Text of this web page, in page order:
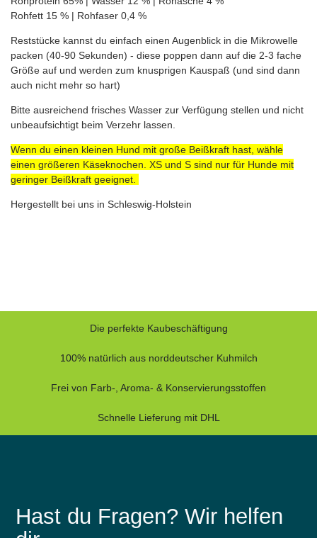
Rohfett 15 % | Rohfaser 0,4 %
Reststücke kannst du einfach einen Augenblick in die Mikrowelle
packen (40-90 Sekunden) - diese poppen dann auf die 2-3 fache
Größe auf und werden zum knusprigen Kauspaß (und sind dann
auch nicht mehr so hart)
Bitte ausreichend frisches Wasser zur Verfügung stellen und nicht
unbeaufsichtigt beim Verzehr lassen.
Wenn du einen kleinen Hund mit große Beißkraft hast, wähle
einen größeren Käseknochen. XS und S sind nur für Hunde mit
geringer Beißkraft geeignet.
Hergestellt bei uns in Schleswig-Holstein
Die perfekte Kaubeschäftigung
100% natürlich aus norddeutscher Kuhmilch
Frei von Farb-, Aroma- & Konservierungsstoffen
Schnelle Lieferung mit DHL
Hast du Fragen? Wir helfen